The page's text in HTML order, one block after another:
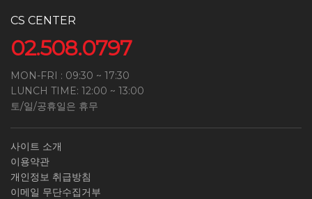
CS CENTER
02.508.0797
MON-FRI : 09:30 ~ 17:30
LUNCH TIME: 12:00 ~ 13:00
토/일/공휴일은 휴무
사이트 소개
이용약관
개인정보 취급방침
이메일 무단수집거부